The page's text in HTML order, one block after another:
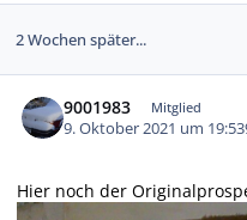
2 Wochen später...
9001983 Mitglied
9. Oktober 2021 um 19:53
Hier noch der